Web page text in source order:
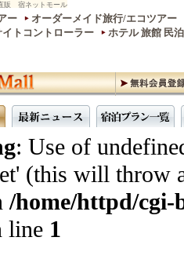
宿ネットモール
ー
オーダーメイド旅行/エコツアー
トコントローラー
ホテル 旅館 民
: Use of
(this will throw
/home/httpd/cgi-
line 1